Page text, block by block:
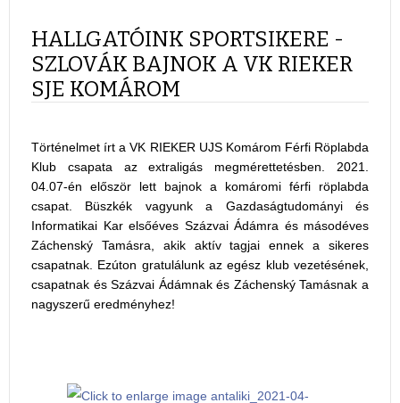
HALLGATÓINK SPORTSIKERE -
SZLOVÁK BAJNOK A VK RIEKER
SJE KOMÁROM
Történelmet írt a VK RIEKER UJS Komárom Férfi Röplabda
Klub csapata az extraligás megmérettetésben. 2021.
04.07-én először lett bajnok a komáromi férfi röplabda
csapat. Büszkék vagyunk a Gazdaságtudományi és
Informatikai Kar elsőéves Százvai Ádámra és másodéves
Záchenský Tamásra, akik aktív tagjai ennek a sikeres
csapatnak. Ezúton gratulálunk az egész klub vezetésének,
csapatnak és Százvai Ádámnak és Záchenský Tamásnak a
nagyszerű eredményhez!